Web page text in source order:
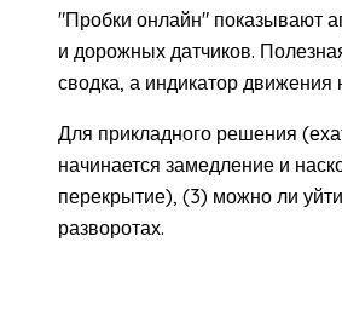
"Пробки онлайн" показывают
и дорожных датчиков.
сводка, а индикатор движения
Для прикладного решения
начинается замедление и
перекрытие), (3) можно ли
разворотах.